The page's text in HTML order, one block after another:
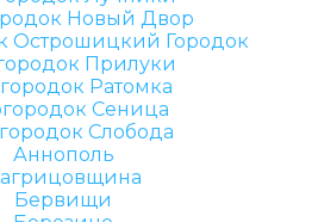
Новый Двор
Острошицкий Городок
Прилуки
Ратомка
Сеница
Слобода
Аннополь
Бервищи